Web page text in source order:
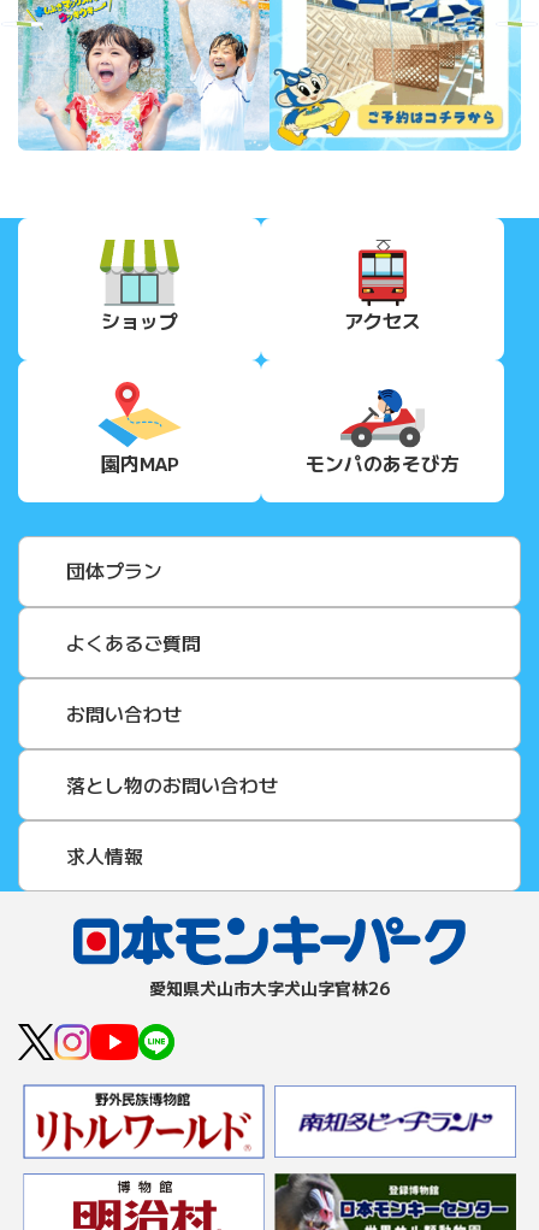
Next
ショップ アクセス
園内MAP モンパのあそび方
団体プラン
よくあるご質問
お問い合わせ
落とし物のお問い合わせ
求人情報
愛知県⽝⼭市⼤字⽝⼭字官林26